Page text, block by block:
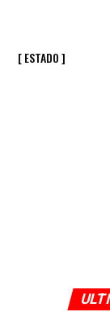
[ ESTADO ]